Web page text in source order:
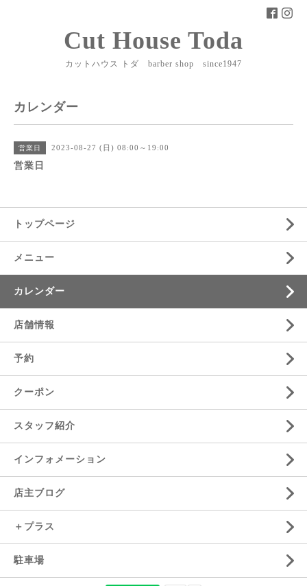
Cut House Toda
カットハウス トダ barber shop since1947
カレンダー
営業日 2023-08-27 (日) 08:00～19:00
営業日
トップページ
メニュー
カレンダー
店舗情報
予約
クーポン
スタッフ紹介
インフォメーション
店主ブログ
＋プラス
駐車場